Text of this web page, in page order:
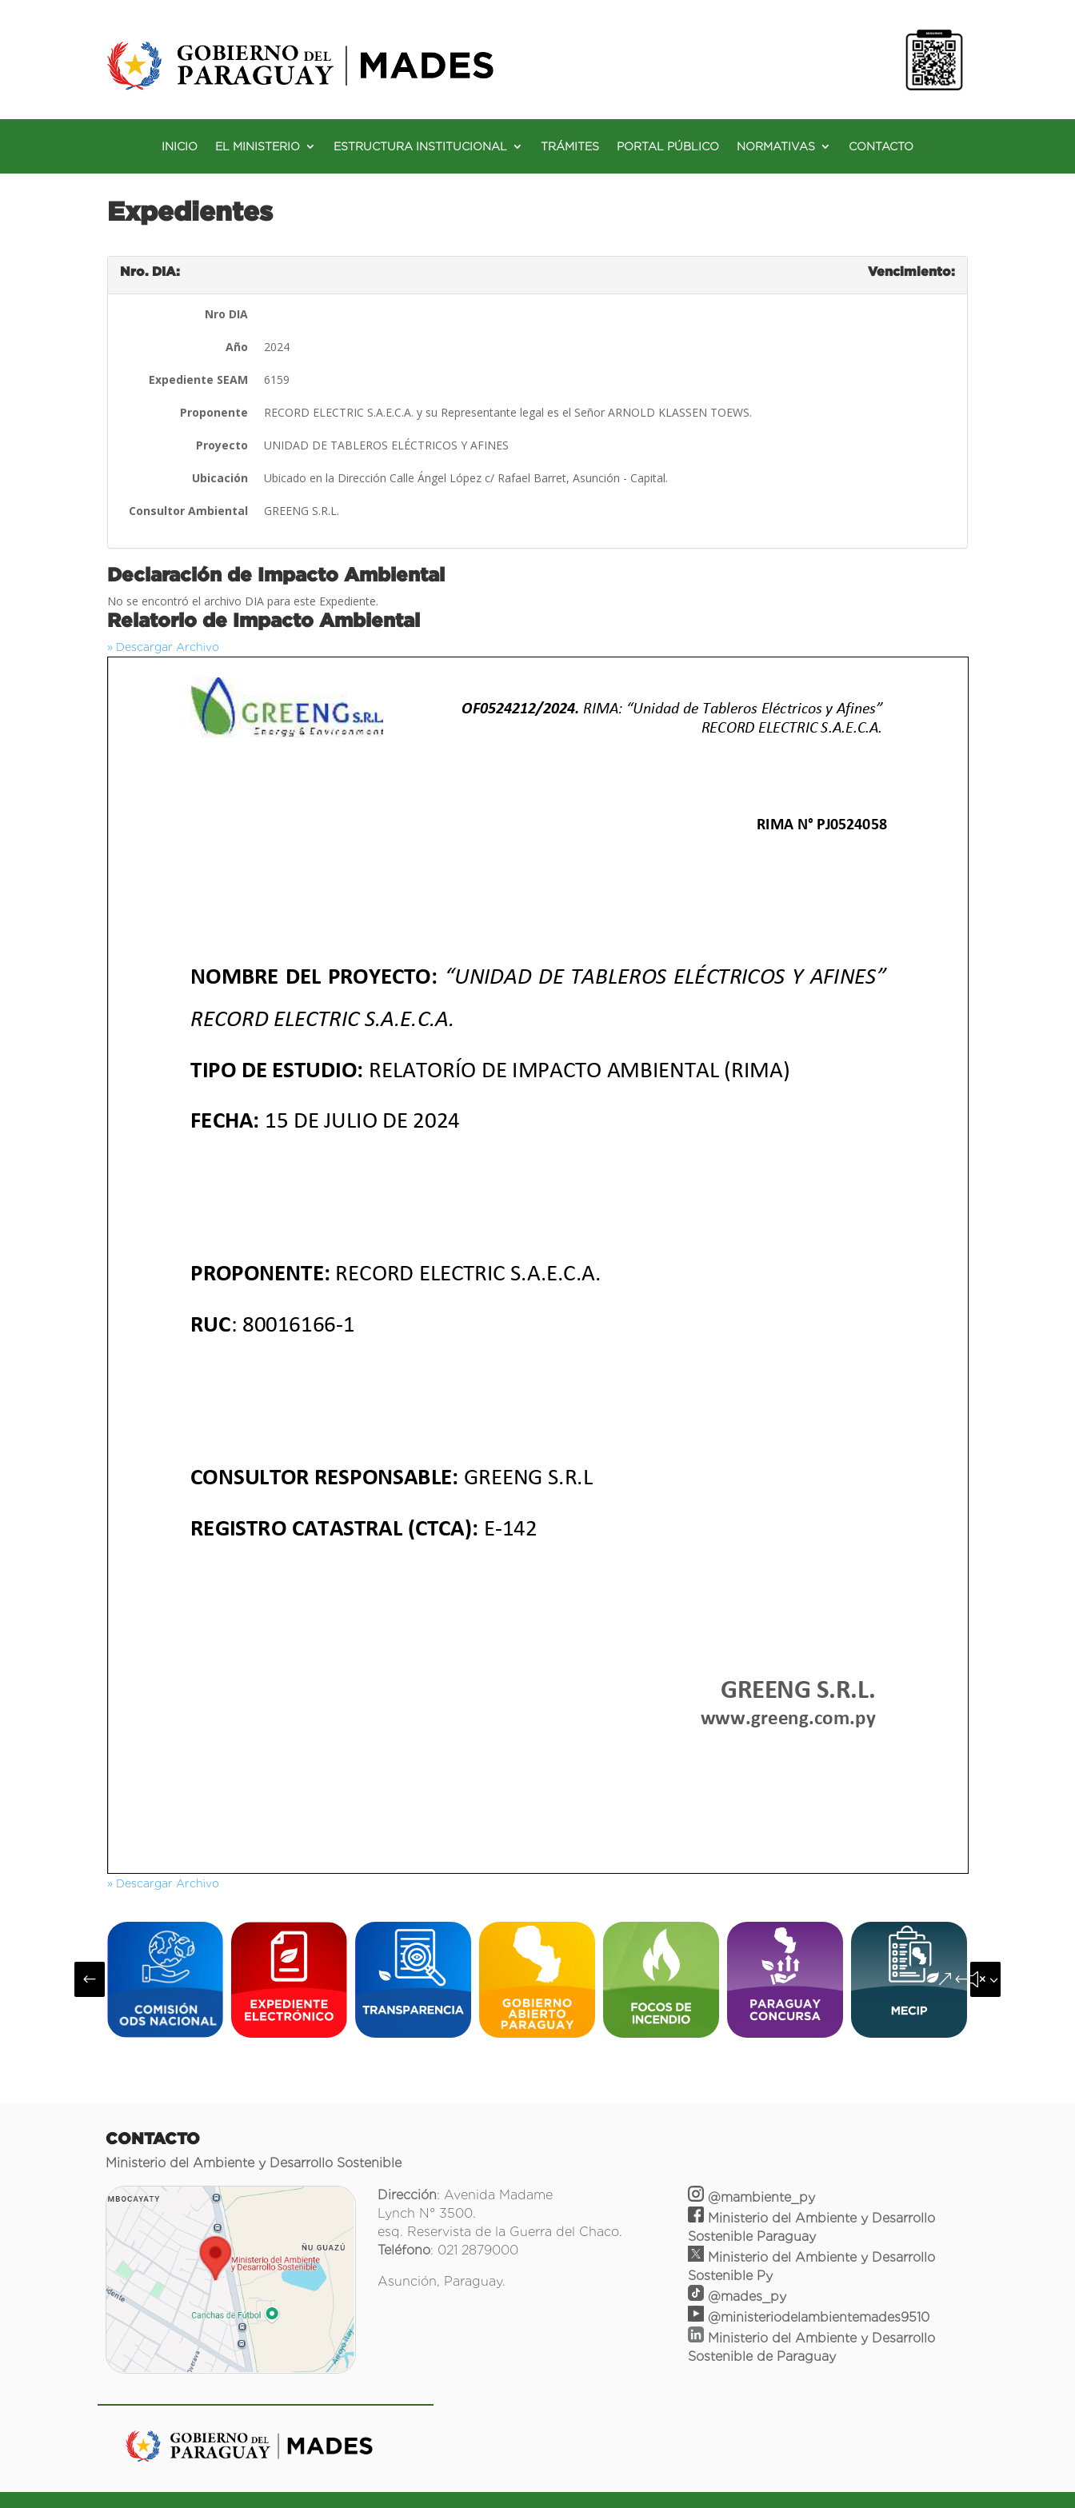
INICIO EL MINISTERIO ESTRUCTURA INSTITUCIONAL TRÁMITES PORTAL PÚBLICO NORMATIVAS CONTACTO
Expedientes
Nro. DIA: Vencimiento:
Nro DIA
Año 2024
Expediente SEAM 6159
Proponente RECORD ELECTRIC S.A.E.C.A. y su Representante legal es el Señor ARNOLD KLASSEN TOEWS.
Proyecto UNIDAD DE TABLEROS ELÉCTRICOS Y AFINES
Ubicación Ubicado en la Dirección Calle Ángel López c/ Rafael Barret, Asunción - Capital.
Consultor Ambiental GREENG S.R.L.
Declaración de Impacto Ambiental
No se encontró el archivo DIA para este Expediente.
Relatorio de Impacto Ambiental
» Descargar Archivo
» Descargar Archivo
# &#x35;
CONTACTO
Ministerio del Ambiente y Desarrollo Sostenible
Dirección: Avenida Madame
Lynch N° 3500.
esq. Reservista de la Guerra del Chaco.
Teléfono: 021 2879000
Asunción, Paraguay.
@mambiente_py
Ministerio del Ambiente y Desarrollo
Sostenible Paraguay
Ministerio del Ambiente y Desarrollo
Sostenible Py
@mades_py
@ministeriodelambientemades9510
Ministerio del Ambiente y Desarrollo
Sostenible de Paraguay